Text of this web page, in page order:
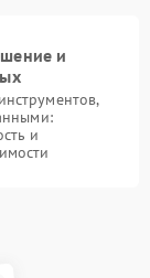
и
и